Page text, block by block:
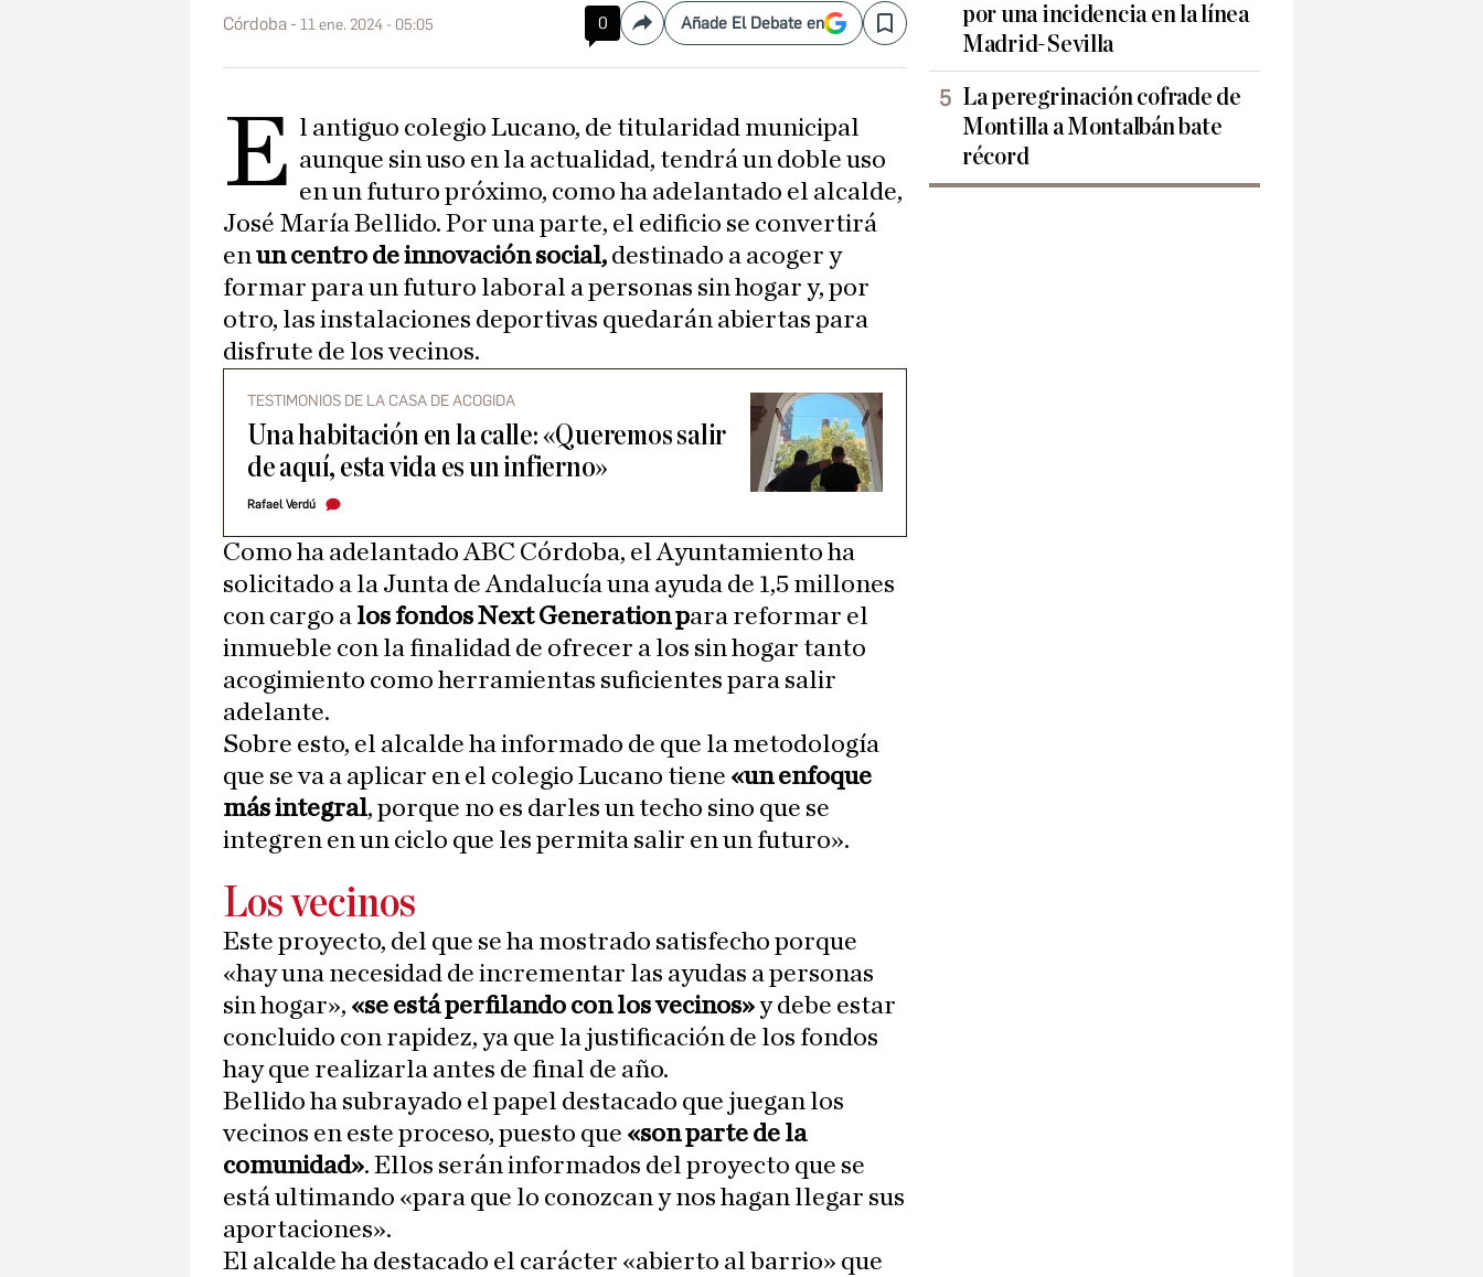
Córdoba 11 ene. 2024 - 05:05 0 CompartirAñade El Debate en Save
E l antiguo colegio Lucano, de titularidad municipal
aunque sin uso en la actualidad, tendrá un doble uso
en un futuro próximo, como ha adelantado el alcalde,
José María Bellido. Por una parte, el edificio se convertirá
enun centro de innovación social, destinado a acoger y
formar para un futuro laboral a personas sin hogar y, por
otro, las instalaciones deportivas quedarán abiertas para
disfrute de los vecinos.
TESTIMONIOS DE LA CASA DE ACOGIDA
Una habitación en la calle: «Queremos salir
de aquí, esta vida es un infierno»
Rafael Verdú
Como ha adelantado ABC Córdoba, el Ayuntamiento ha
solicitado a la Junta de Andalucía una ayuda de 1,5 millones
con cargo a los fondos Next Generation para reformar el
inmueble con la finalidad de ofrecer a los sin hogar tanto
acogimiento como herramientas suficientes para salir
adelante.
Sobre esto, el alcalde ha informado de que la metodología
que se va a aplicar en el colegio Lucano tiene «un enfoque
más integral, porque no es darles un techo sino que se
integren en un ciclo que les permita salir en un futuro».
Los vecinos
Este proyecto, del que se ha mostrado satisfecho porque
«hay una necesidad de incrementar las ayudas a personas
sin hogar», «se está perfilando con los vecinos»y debe estar
concluido con rapidez, ya que la justificación de los fondos
hay que realizarla antes de final de año.
Bellido ha subrayado el papel destacado que juegan los
vecinos en este proceso, puesto que «son parte de la
comunidad». Ellos serán informados del proyecto que se
está ultimando «para que lo conozcan y nos hagan llegar sus
aportaciones».
El alcalde ha destacado el carácter «abierto al barrio» que
por una incidencia en la línea
Madrid-Sevilla
La peregrinación cofrade de
Montilla a Montalbán bate
récord